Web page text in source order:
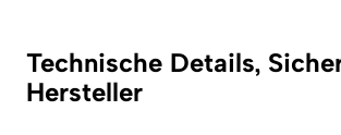
Technische Details,
Hersteller